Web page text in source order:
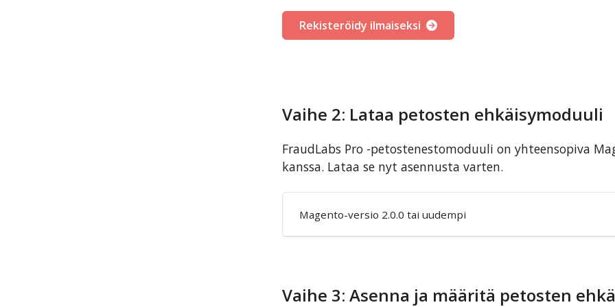
Rekisteröidy ilmaiseksi
Vaihe 2: Lataa petosten ehkäisymoduuli
FraudLabs Pro -petostenestomoduuli on yhteensopiva
kanssa. Lataa se nyt asennusta varten.
Magento-versio 2.0.0 tai uudempi
Vaihe 3: Asenna ja määritä petosten